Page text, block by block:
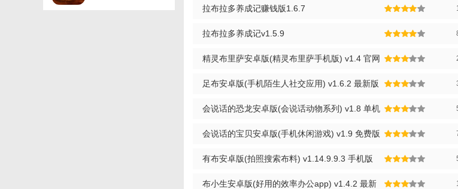
【会说话的拉布布安卓版过程】
1. 初始设置：玩家首先需要创建自己的角色，并为拉布布选择一个可爱
5. 社交分享：将拉布布的成长故事和照片分享到社交平台，与其他玩家
【会说话的拉布布安卓版技巧】
1. 定时互动：每天定时与拉布布互动，可以增加其亲密度和成长速度。
2. 完成任务：积极参与游戏中的小任务，可以获得丰厚的奖励和经验值
拉布拉多养成记赚钱版1.6.7
拉布拉多养成记v1.5.9
精灵布里萨安卓版(精灵布里萨手机版) v1.4 官网
最新版
足布安卓版(手机陌生人社交应用) v1.6.2 最新版
会说话的恐龙安卓版(会说话动物系列) v1.8 单机
会说话的宝贝安卓版(手机休闲游戏) v1.9 免费版
有布安卓版(拍照搜索布料) v1.14.9.9.3 手机版
布小生安卓版(好用的效率办公app) v1.4.2 最新